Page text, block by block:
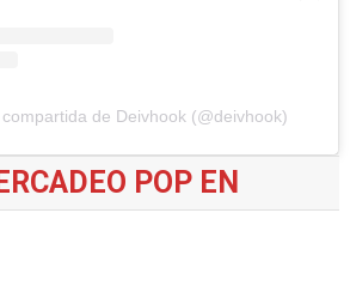
de Deivhook (@deivhook)
POP EN